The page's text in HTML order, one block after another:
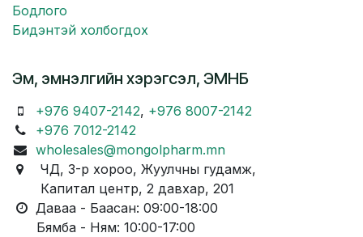
Бодлого
Бидэнтэй холбогдох
Эм, эмнэлгийн хэрэгсэл, ЭМНБ
+976 9407-2142, +976 8007-2142
+976 7012-2142
wholesales@mongolpharm.mn
ЧД, 3-р хороо, Жуулчны гудамж,
Капитал центр, 2 давхар, 201
Даваа - Баасан: 09:00-18:00
Бямба - Ням: 10:00-17:00